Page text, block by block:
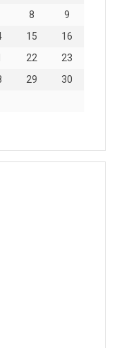
8
9
15
16
22
23
29
30